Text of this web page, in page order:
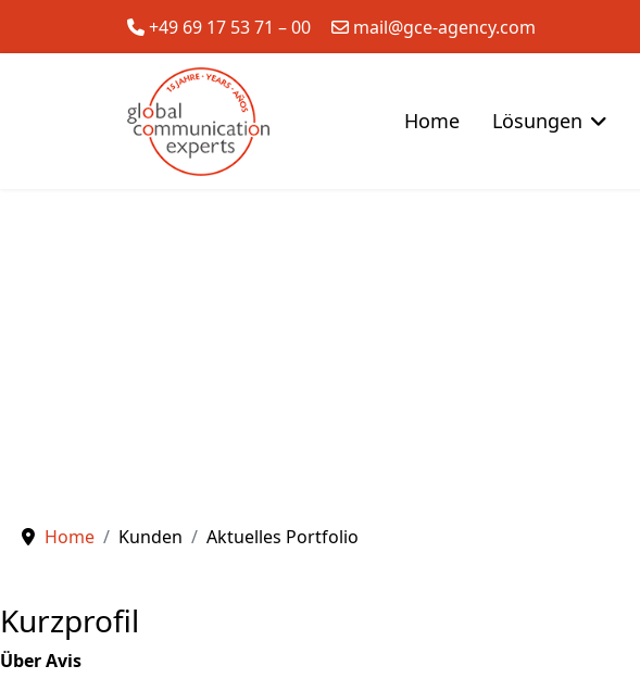
+49 69 17 53 71 – 00 mail@gce-agency.com
Home Lösungen
Home Kunden Aktuelles Portfolio
Kurzprofil
Über Avis